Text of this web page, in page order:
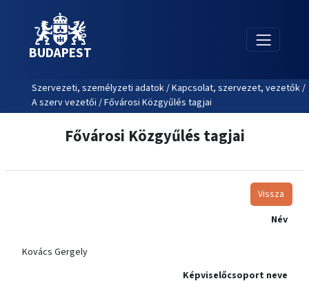
BUDAPEST
Szervezeti, személyzeti adatok / Kapcsolat, szervezet, vezetők /
A szerv vezetői / Fővárosi Közgyűlés tagjai
Fővárosi Közgyűlés tagjai
Vissza
Név
Kovács Gergely
Képviselőcsoport neve